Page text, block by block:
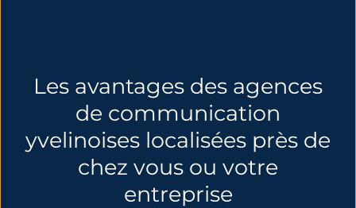
Les avantages des agences
de communication
yvelinoises localisées près de
chez vous ou votre
entreprise